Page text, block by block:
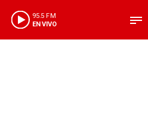
95.5 FM
EN VIVO